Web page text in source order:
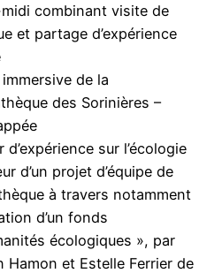
combinant visite de
et partage d’expérience
de la
des Sorinières –
d’expérience sur l’écologie
d’un projet d’équipe de
à travers notamment
d’un fonds
écologiques », par
Hamon et Estelle Ferrier de